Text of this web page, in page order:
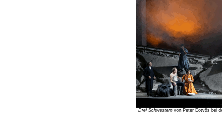
Drei Schwestern von Peter Eötvös bei